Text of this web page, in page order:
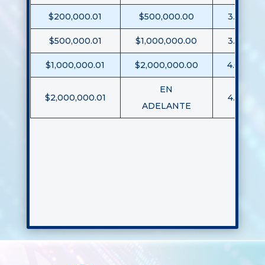
$200,000.01 $500,000.00 3.25%
$500,000.01 $1,000,000.00 3.50%
$1,000,000.01 $2,000,000.00 4.00%
$2,000,000.01
EN
ADELANTE
4.50%